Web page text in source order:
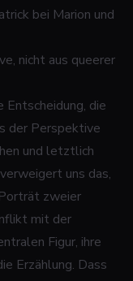
bei Marion und
nicht aus queerer
die
der Perspektive
und letztlich
uns das,
zweier
mit der
Figur, ihre
Erzählung. Dass